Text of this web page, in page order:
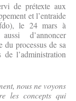
de prétexte aux
et l’entraide
le 24 mars à
d’annoncer
du processus de sa
de l’administration
nous ne voyons
les concepts qui